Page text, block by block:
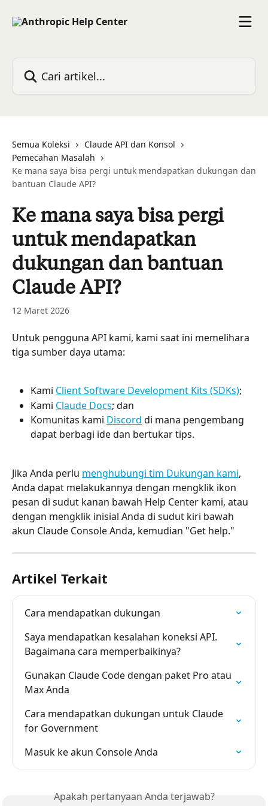
Semua Koleksi
Claude API dan Konsol
Pemecahan Masalah
Ke mana saya bisa pergi untuk mendapatkan dukungan dan
bantuan Claude API?
Ke mana saya bisa pergi
untuk mendapatkan
dukungan dan bantuan
Claude API?
12 Maret 2026
Untuk pengguna API kami, kami saat ini memelihara
tiga sumber daya utama:
Kami Client Software Development Kits (SDKs);
Kami Claude Docs; dan
Komunitas kami Discord di mana pengembang
dapat berbagi ide dan bertukar tips.
Jika Anda perlu menghubungi tim Dukungan kami,
Anda dapat melakukannya dengan mengklik ikon
pesan di sudut kanan bawah Help Center kami, atau
dengan mengklik inisial Anda di sudut kiri bawah
akun Claude Console Anda, kemudian "Get help."
Artikel Terkait
Cara mendapatkan dukungan
Saya mendapatkan kesalahan koneksi API.
Bagaimana cara memperbaikinya?
Gunakan Claude Code dengan paket Pro atau
Max Anda
Cara mendapatkan dukungan untuk Claude
for Government
Masuk ke akun Console Anda
Apakah pertanyaan Anda terjawab?